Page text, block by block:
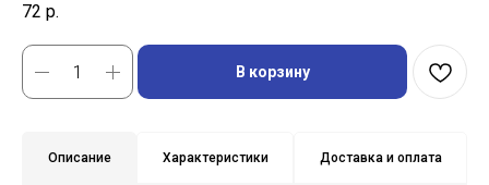
72 р.
В корзину
Описание Характеристики Доставка и оплата